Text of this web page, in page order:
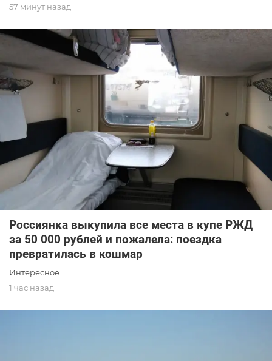
57 минут назад
Россиянка выкупила все места в купе РЖД
за 50 000 рублей и пожалела: поездка
превратилась в кошмар
Интересное
1 час назад